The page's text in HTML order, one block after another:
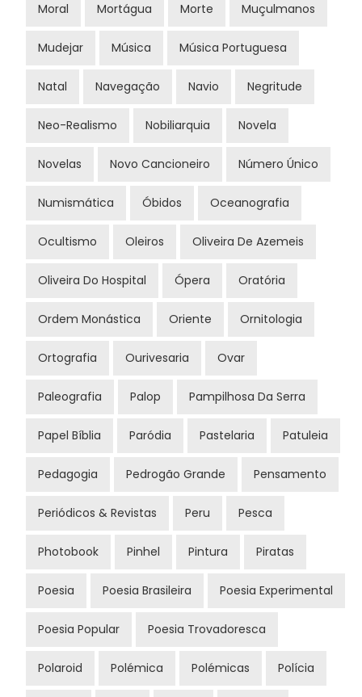
Moral Mortágua Morte Muçulmanos
Mudejar Música Música Portuguesa
Natal Navegação Navio Negritude
Neo-Realismo Nobiliarquia Novela
Novelas Novo Cancioneiro Número Único
Numismática Óbidos Oceanografia
Ocultismo Oleiros Oliveira De Azemeis
Oliveira Do Hospital Ópera Oratória
Ordem Monástica Oriente Ornitologia
Ortografia Ourivesaria Ovar
Paleografia Palop Pampilhosa Da Serra
Papel Bíblia Paródia Pastelaria Patuleia
Pedagogia Pedrogão Grande Pensamento
Periódicos & Revistas Peru Pesca
Photobook Pinhel Pintura Piratas
Poesia Poesia Brasileira Poesia Experimental
Poesia Popular Poesia Trovadoresca
Polaroid Polémica Polémicas Polícia